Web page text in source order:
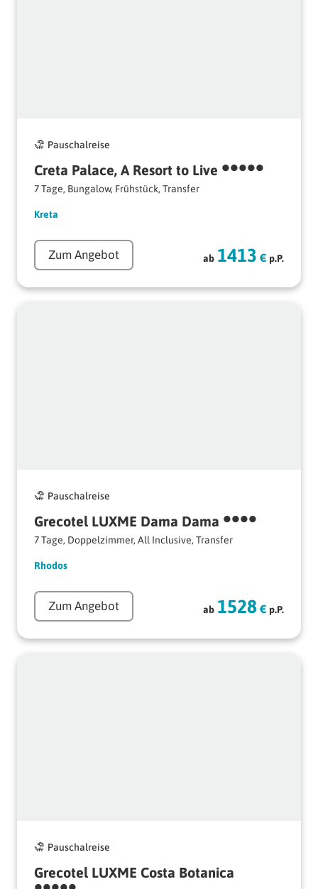
Pauschalreise
Creta Palace, A Resort to Live •••••
7 Tage, Bungalow, Frühstück, Transfer
Kreta
Zum Angebot ab 1413 € p.P.
Pauschalreise
Grecotel LUXME Dama Dama ••••
7 Tage, Doppelzimmer, All Inclusive, Transfer
Rhodos
Zum Angebot ab 1528 € p.P.
Pauschalreise
Grecotel LUXME Costa Botanica